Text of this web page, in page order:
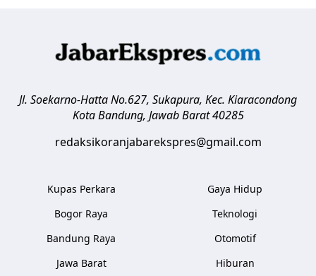
Jl. Soekarno-Hatta No.627, Sukapura, Kec. Kiaracondong
Kota Bandung, Jawab Barat 40285
redaksikoranjabarekspres@gmail.com
Kupas Perkara
Bogor Raya
Bandung Raya
Jawa Barat
Gaya Hidup
Teknologi
Otomotif
Hiburan